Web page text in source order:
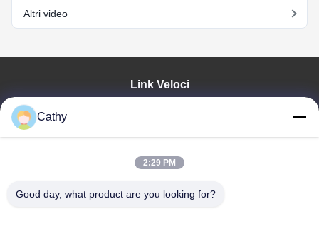
Altri video
Link Veloci
Spettacolo VR
Visita Alla Fabbrica
Cathy
2:29 PM
Good day, what product are you looking for?